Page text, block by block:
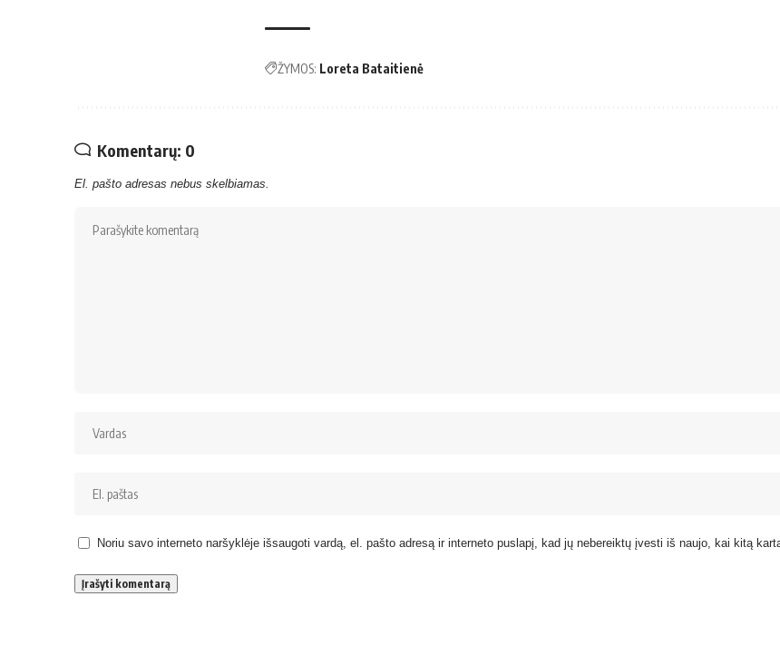
ŽYMOS: Loreta Bataitienė
Komentarų: 0
El. pašto adresas nebus skelbiamas.
Noriu savo interneto naršyklėje išsaugoti vardą, el. pašto adresą ir interneto puslapį, kad jų nebereiktų įvesti iš naujo, kai kitą